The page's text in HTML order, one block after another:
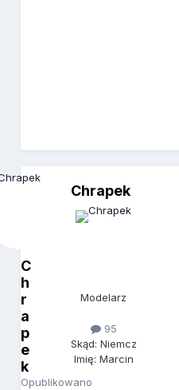
C
h
r
a
p
e
k
Opublikowano
Chrapek
Modelarz
95
Skąd: Niemcz
Imię: Marcin